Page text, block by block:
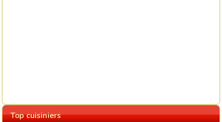
Top cuisiniers